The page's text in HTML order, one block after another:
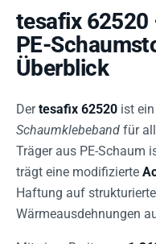
tesafix 62520
PE-
Überblick
Dertesafix 62520 ist ein
Schaumklebeband für
Träger aus PE-Schaum
trägt eine modifizierte
Haftung auf
Wärmeausdehnungen